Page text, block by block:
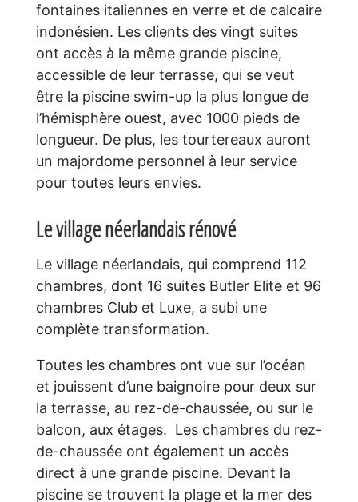
fontaines italiennes en verre et de calcaire
indonésien. Les clients des vingt suites
ont accès à la même grande piscine,
accessible de leur terrasse, qui se veut
être la piscine swim-up la plus longue de
l’hémisphère ouest, avec 1000 pieds de
longueur. De plus, les tourtereaux auront
un majordome personnel à leur service
pour toutes leurs envies.
Le village néerlandais rénové
Le village néerlandais, qui comprend 112
chambres, dont 16 suites Butler Elite et 96
chambres Club et Luxe, a subi une
complète transformation.
Toutes les chambres ont vue sur l’océan
et jouissent d’une baignoire pour deux sur
la terrasse, au rez-de-chaussée, ou sur le
balcon, aux étages. Les chambres du rez-
de-chaussée ont également un accès
direct à une grande piscine. Devant la
piscine se trouvent la plage et la mer des